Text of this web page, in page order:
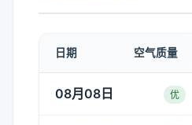
日期 空气质量
08月08日 优